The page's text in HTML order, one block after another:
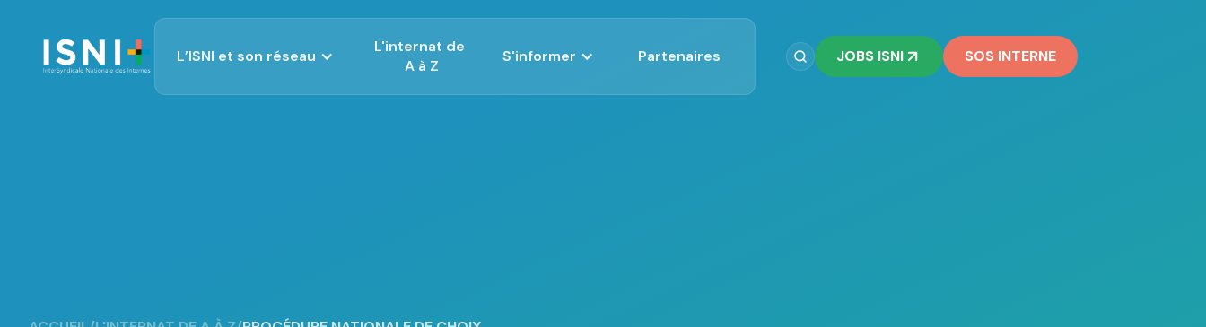
L’ISNI et son réseau
L'internat de
A à Z
S'informer Partenaires JOBS ISNI SOS INTERNE